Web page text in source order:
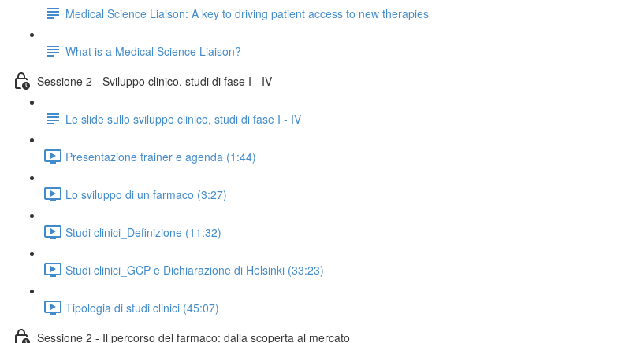
Medical Science Liaison: A key to driving patient access to new therapies
What is a Medical Science Liaison?
Sessione 2 - Sviluppo clinico, studi di fase I - IV
Le slide sullo sviluppo clinico, studi di fase I - IV
Presentazione trainer e agenda (1:44)
Lo sviluppo di un farmaco (3:27)
Studi clinici_Definizione (11:32)
Studi clinici_GCP e Dichiarazione di Helsinki (33:23)
Tipologia di studi clinici (45:07)
Sessione 2 - Il percorso del farmaco: dalla scoperta al mercato